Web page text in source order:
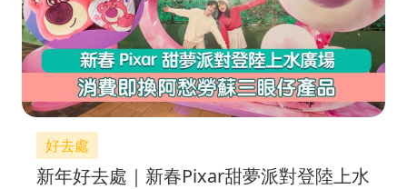
好去處
新年好去處｜新春Pixar甜夢派對登陸上水